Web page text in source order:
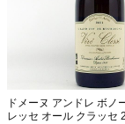
ドメーヌ アンドレ ボノ
レッセ オール クラッセ